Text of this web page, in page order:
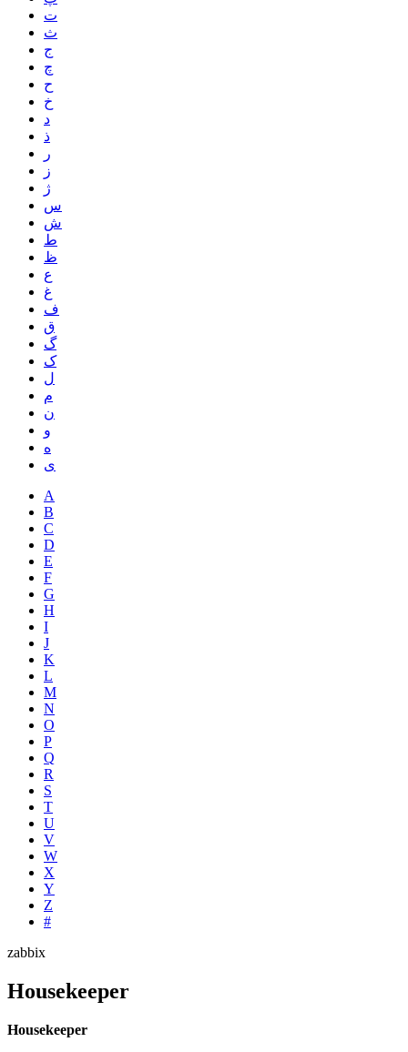
ت
ث
ج
چ
ح
خ
د
ذ
ر
ز
ژ
س
ش
ط
ظ
ع
غ
ف
ق
گ
ک
ل
م
ن
و
ه
ی
A
B
C
D
E
F
G
H
I
J
K
L
M
N
O
P
Q
R
S
T
U
V
W
X
Y
Z
#
zabbix
Housekeeper
Housekeeper